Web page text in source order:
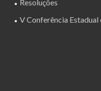
Resoluções
V Conferência Estadual